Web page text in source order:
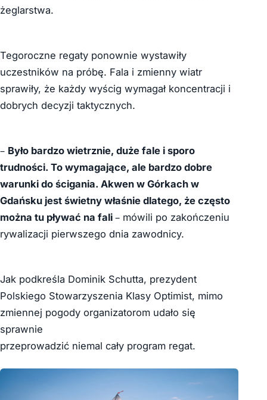
żeglarstwa.
Tegoroczne regaty ponownie wystawiły
uczestników na próbę. Fala i zmienny wiatr
sprawiły, że każdy wyścig wymagał koncentracji i
dobrych decyzji taktycznych.
– Było bardzo wietrznie, duże fale i sporo
trudności. To wymagające, ale bardzo dobre
warunki do ścigania. Akwen w Górkach w
Gdańsku jest świetny właśnie dlatego, że często
można tu pływać na fali – mówili po zakończeniu
rywalizacji pierwszego dnia zawodnicy.
Jak podkreśla Dominik Schutta, prezydent
Polskiego Stowarzyszenia Klasy Optimist, mimo
zmiennej pogody organizatorom udało się
sprawnie
przeprowadzić niemal cały program regat.